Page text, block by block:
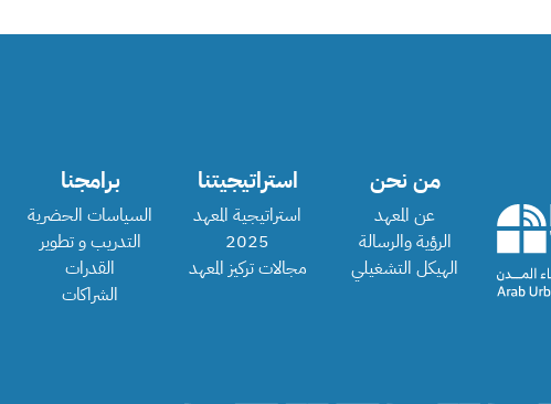
من نحن
عن المعهد
الرؤية والرسالة
الهيكل التشغيلي
استراتيجيتنا
استراتيجية المعهد
2025
مجالات تركيز المعهد
برامجنا
السياسات الحضرية
التدريب و تطوير
القدرات
الشراكات